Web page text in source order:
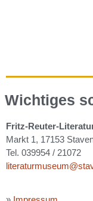
Wichtiges
Fritz-Reuter-
Markt 1, 17153
Tel. 039954 / 21072